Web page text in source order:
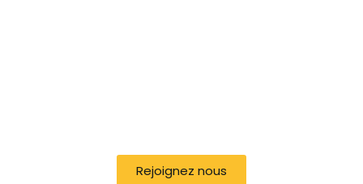
Rejoignez nous